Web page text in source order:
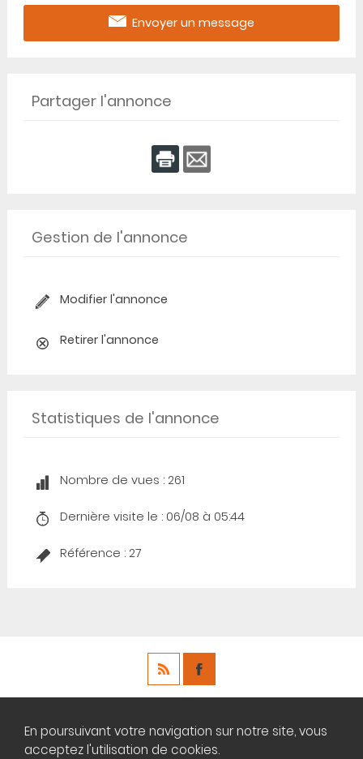
Envoyer un message
Partager l'annonce
Gestion de l'annonce
Modifier l'annonce
Retirer l'annonce
Statistiques de l'annonce
Nombre de vues : 261
Dernière visite le : 06/08 à 05:44
Référence : 27
Rien ne se jette tout se récupère sur tout hs
En poursuivant votre navigation sur notre site, vous
acceptez l'utilisation de cookies.